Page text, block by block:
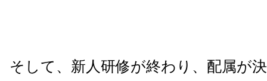
そして、新人研修が終わり、配属が